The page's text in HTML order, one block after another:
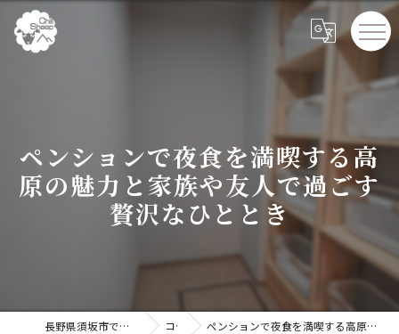
ペンションで夜食を満喫する高
原の魅力と家族や友人で過ごす
贅沢なひととき
長野県須坂市でペンションならChillSheep コラム ペンションで夜食を満喫する高原の魅力と家族や友人で過ごす贅沢なひととき